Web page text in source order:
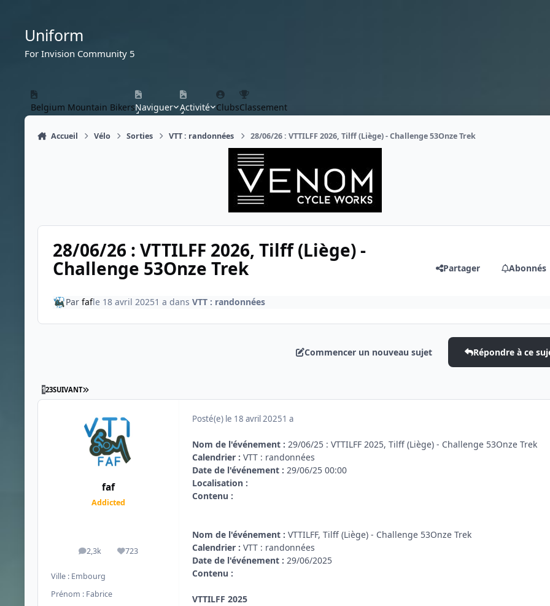
Uniform
For Invision Community 5
Belgium Mountain BikersNaviguer Activité ClubsClassement
Accueil Vélo Sorties VTT : randonnées 28/06/26 : VTTILFF 2026, Tilff (Liège) - Challenge 53Onze Trek
28/06/26 : VTTILFF 2026, Tilff (Liège) -
Challenge 53Onze Trek Partager Abonnés
Par fafle 18 avril 20251 a dans VTT : randonnées
Commencer un nouveau sujet Répondre à ce
123SUIVANT DERNIÈRE PAGE
faf
Addicted
2,3k
messages723
Réputation
Ville : Embourg
Prénom : Fabrice
Posté(e) le 18 avril 20251 a
Nom de l'événement : 29/06/25 : VTTILFF 2025, Tilff (Liège) - Challenge 53Onze Trek
Calendrier : VTT : randonnées
Date de l'événement : 29/06/25 00:00
Localisation :
Contenu :
Nom de l'événement : VTTILFF, Tilff (Liège) - Challenge 53Onze Trek
Calendrier : VTT : randonnées
Date de l'événement : 29/06/2025
Contenu :
VTTILFF 2025